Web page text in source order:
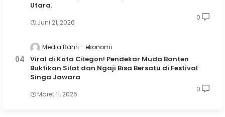
Utara.
Juni 21, 2026
0
Media Bahri ekonomi
Viral di Kota Cilegon! Pendekar Muda Banten
Buktikan Silat dan Ngaji Bisa Bersatu di Festival
Singa Jawara
Maret 11, 2026
0